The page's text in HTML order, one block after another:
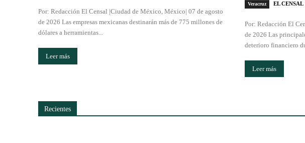
Por: Redacción El Censal |Ciudad de México, México| 07 de agosto
de 2026 Las empresas mexicanas destinarán más de 775 millones de
dólares a herramientas...
Leer más
Veracruz EL CENSAL
Por: Redacción El
de 2026 Las
deterioro financiero
Leer más
Recientes